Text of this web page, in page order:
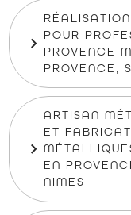
POUR
PROVENCE
PROVENCE,
ARTISAN
ET
EN
NIMES